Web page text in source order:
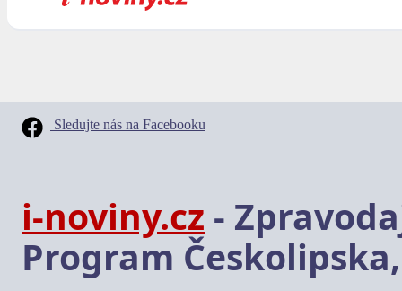
Sledujte nás na Facebooku
i-noviny.cz -
Program